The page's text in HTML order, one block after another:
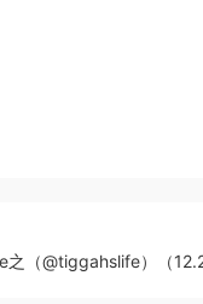
之（@tiggahslife）（